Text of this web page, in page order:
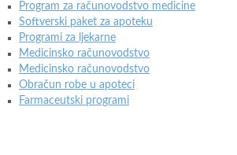
Program za računovodstvo medicine
Softverski paket za apoteku
Programi za ljekarne
Medicinsko računovodstvo
Medicinsko računovodstvo
Obračun robe u apoteci
Farmaceutski programi